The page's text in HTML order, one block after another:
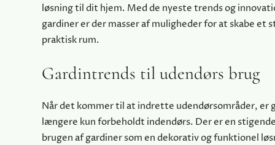
løsning til dit hjem. Med de nyeste trends og
gardiner er der masser af muligheder for at skabe et
praktisk rum.
Gardintrends til udendørs brug
Når det kommer til at indrette udendørsområder, er
længere kun forbeholdt indendørs. Der er en
brugen af gardiner som en dekorativ og funktionel